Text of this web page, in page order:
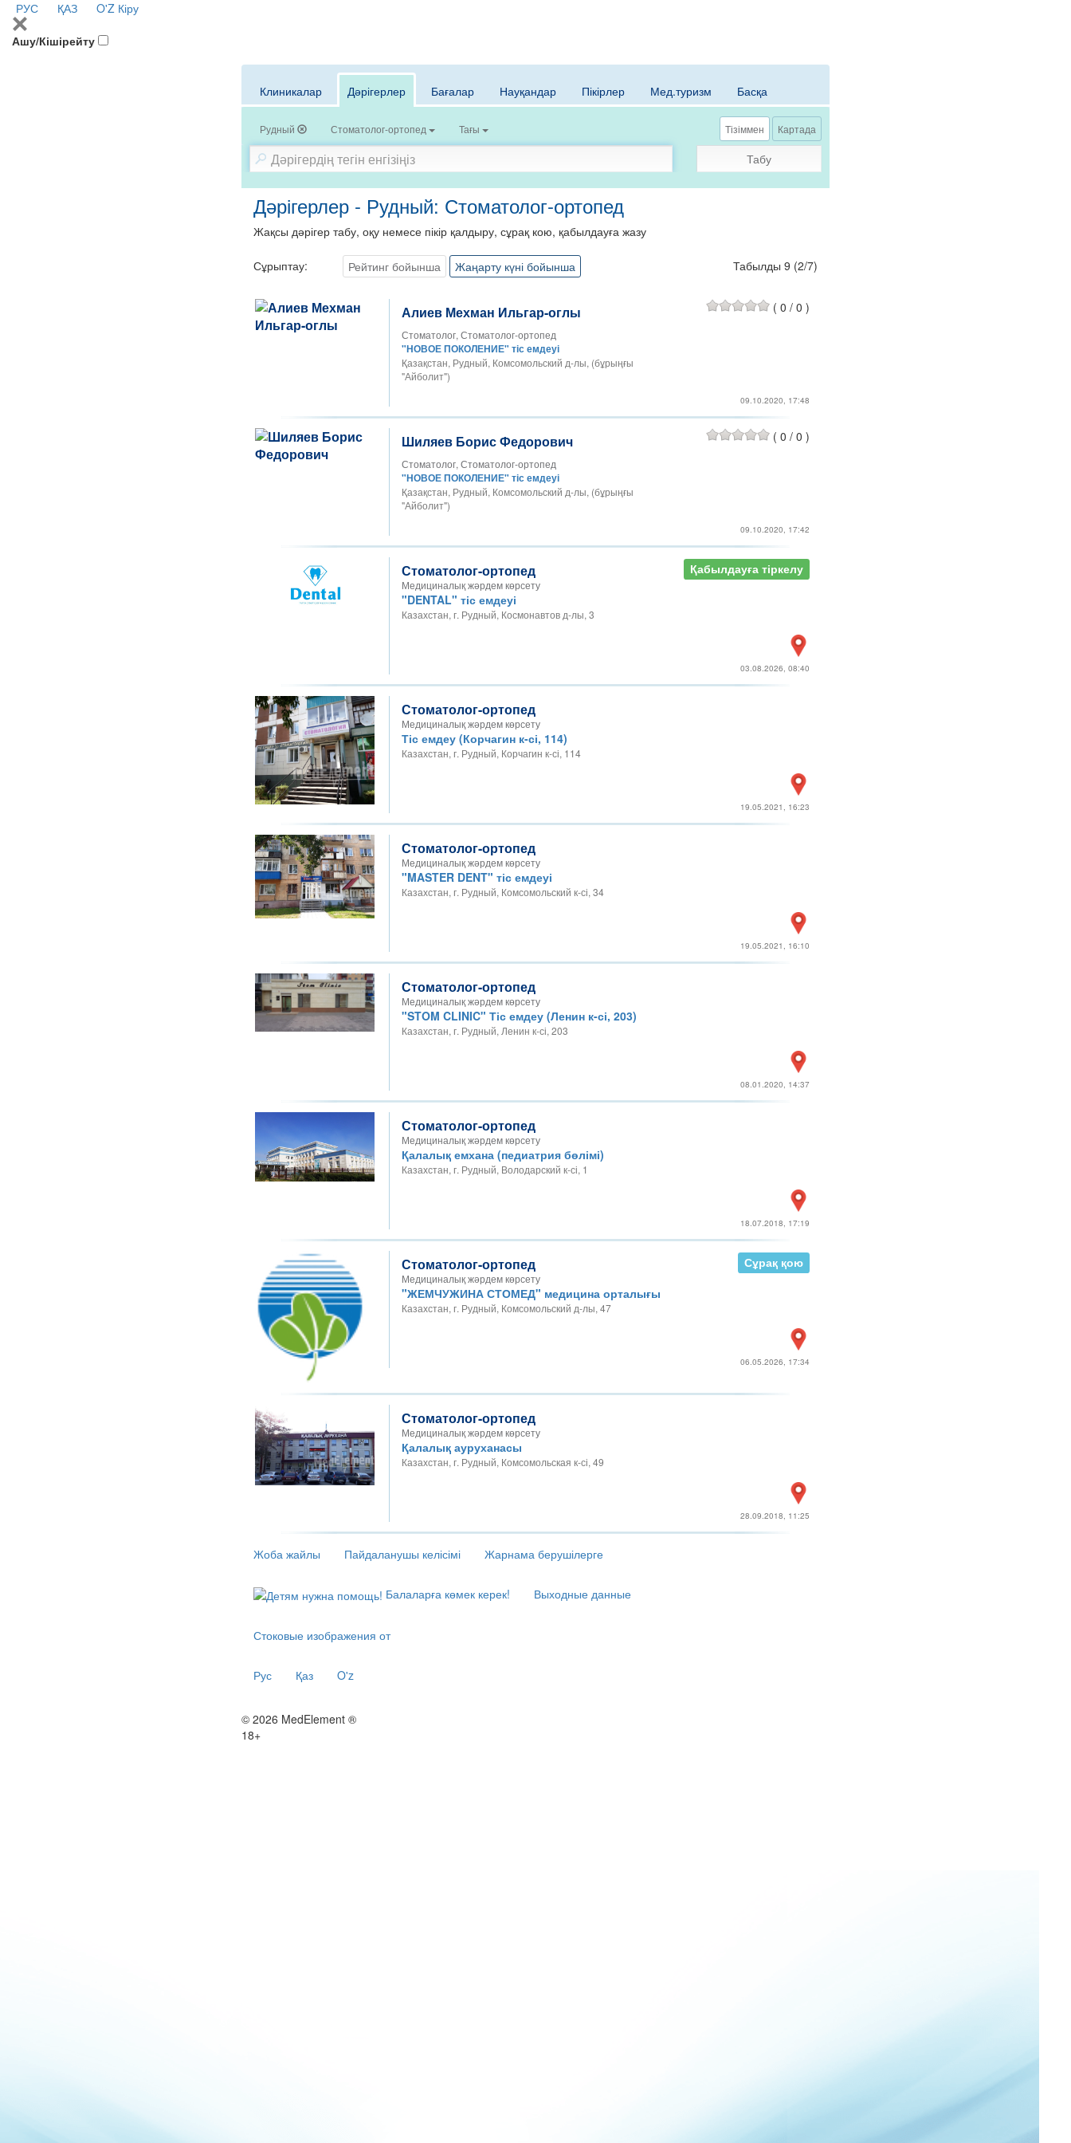
РУС ҚАЗ O'Z Кіру
Ашу/Кішірейту
Клиникалар Дәрігерлер Бағалар Науқандар Пікірлер Мед.туризм Басқа
Рудный Стоматолог-ортопед Тағы Тізіммен Картада
Табу
Дәрігерлер - Рудный: Стоматолог-ортопед
Жақсы дәрігер табу, оқу немесе пікір қалдыру, сұрақ кою, қабылдауға жазу
Сұрыптау: Рейтинг бойынша Жаңарту күні бойынша Табылды 9 (2/7)
Алиев Мехман Ильгар-оглы
Стоматолог, Стоматолог-ортопед
"НОВОЕ ПОКОЛЕНИЕ" тіс емдеуі
Қазақстан, Рудный, Комсомольский д-лы, (бұрыңғы
"Айболит")
( 0 / 0 )
09.10.2020, 17:48
Шиляев Борис Федорович
Стоматолог, Стоматолог-ортопед
"НОВОЕ ПОКОЛЕНИЕ" тіс емдеуі
Қазақстан, Рудный, Комсомольский д-лы, (бұрыңғы
"Айболит")
( 0 / 0 )
09.10.2020, 17:42
Стоматолог-ортопед
Медициналық жәрдем көрсету
"DENTAL" тіс емдеуі
Казахстан, г. Рудный, Космонавтов д-лы, 3
Қабылдауға тіркелу
03.08.2026, 08:40
Стоматолог-ортопед
Медициналық жәрдем көрсету
Тіс емдеу (Корчагин к-сі, 114)
Казахстан, г. Рудный, Корчагин к-сі, 114
19.05.2021, 16:23
Стоматолог-ортопед
Медициналық жәрдем көрсету
"MASTER DENT" тіс емдеуі
Казахстан, г. Рудный, Комсомольский к-сі, 34
19.05.2021, 16:10
Стоматолог-ортопед
Медициналық жәрдем көрсету
"STOM CLINIC" Тіс емдеу (Ленин к-сі, 203)
Казахстан, г. Рудный, Ленин к-сі, 203
08.01.2020, 14:37
Стоматолог-ортопед
Медициналық жәрдем көрсету
Қалалық емхана (педиатрия бөлімі)
Казахстан, г. Рудный, Володарский к-сі, 1
18.07.2018, 17:19
Стоматолог-ортопед
Медициналық жәрдем көрсету
"ЖЕМЧУЖИНА СТОМЕД" медицина орталығы
Казахстан, г. Рудный, Комсомольский д-лы, 47
Сұрақ қою
06.05.2026, 17:34
Стоматолог-ортопед
Медициналық жәрдем көрсету
Қалалық ауруханасы
Казахстан, г. Рудный, Комсомольская к-сі, 49
28.09.2018, 11:25
Жоба жайлы Пайдаланушы келісімі Жарнама берушілерге
Балаларға көмек керек! Выходные данные
Стоковые изображения от
Рус Қаз O'z
© 2026 MedElement ®
18+